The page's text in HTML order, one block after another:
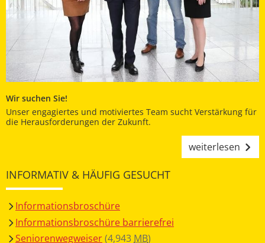
Wir suchen Sie!
Unser engagiertes und motiviertes Team sucht Verstärkung für
die Herausforderungen der Zukunft.
weiterlesen
INFORMATIV & HÄUFIG GESUCHT
Informationsbroschüre
Informationsbroschüre barrierefrei
Seniorenwegweiser(4,943 MB)